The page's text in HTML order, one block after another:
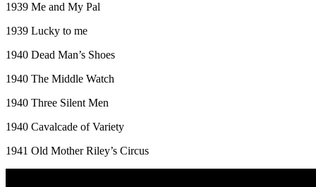
1939 Me and My Pal
1939 Lucky to me
1940 Dead Man’s Shoes
1940 The Middle Watch
1940 Three Silent Men
1940 Cavalcade of Variety
1941 Old Mother Riley’s Circus